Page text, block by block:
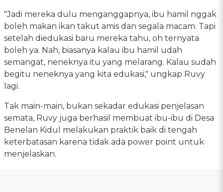
"Jadi mereka dulu menganggapnya, ibu hamil nggak
boleh makan ikan takut amis dan segala macam. Tapi
setelah diedukasi baru mereka tahu, oh ternyata
boleh ya. Nah, biasanya kalau ibu hamil udah
semangat, neneknya itu yang melarang. Kalau sudah
begitu neneknya yang kita edukasi," ungkap Ruvy
lagi.
Tak main-main, bukan sekadar edukasi penjelasan
semata, Ruvy juga berhasil membuat ibu-ibu di Desa
Benelan Kidul melakukan praktik baik di tengah
keterbatasan karena tidak ada power point untuk
menjelaskan.